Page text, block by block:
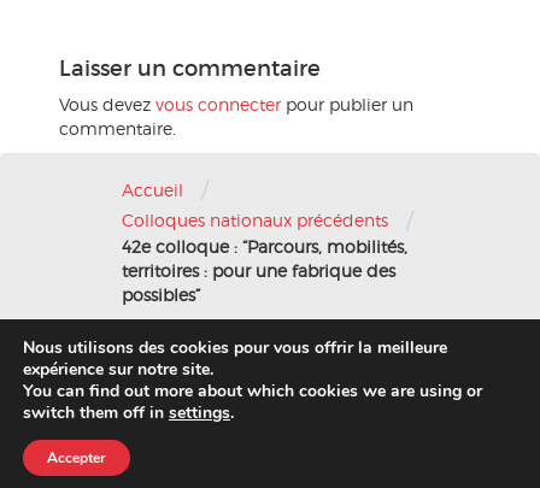
Laisser un commentaire
Vous devez vous connecterpour publier un
commentaire.
Accueil /
Colloques nationaux précédents /
42e colloque : “Parcours, mobilités,
territoires : pour une fabrique des
possibles”
Nous contacter-Mentions légales
© 2016 AFAE
Nous utilisons des cookies pour vous offrir la meilleure
expérience sur notre site.
You can find out more about which cookies we are using or
switch them off in settings.
Accepter